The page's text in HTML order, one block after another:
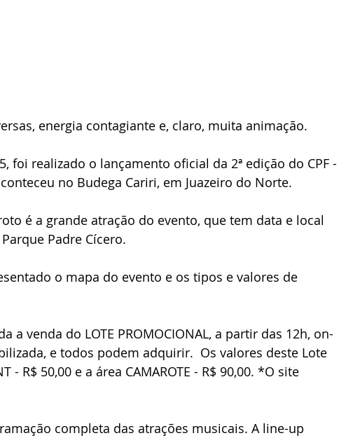
energia contagiante e, claro, muita animação.
foi realizado o lançamento oficial da 2ª edição do CPF -
no Budega Cariri, em Juazeiro do Norte.
é a grande atração do evento, que tem data e local
Padre Cícero.
o mapa do evento e os tipos e valores de
a venda do LOTE PROMOCIONAL, a partir das 12h, on-
e todos podem adquirir.  Os valores deste Lote
- R$ 50,00 e a área CAMAROTE - R$ 90,00. *O site
completa das atrações musicais. A line-up